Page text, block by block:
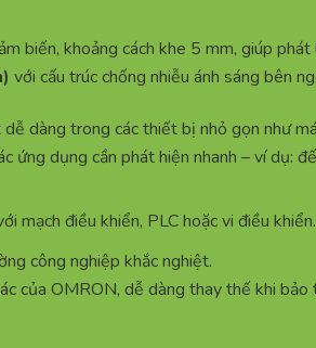
biến, khoảng cách khe 5 mm, giúp phát
với cấu trúc chống nhiễu ánh sáng bên
dàng trong các thiết bị nhỏ gọn như
ứng dụng cần phát hiện nhanh – ví dụ:
mạch điều khiển, PLC hoặc vi điều khiển.
công nghiệp khắc nghiệt.
của OMRON, dễ dàng thay thế khi bảo